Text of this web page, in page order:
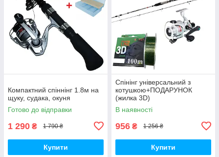
Компактний спіннінг 1.8м на
щуку, судака, окуня
Готово до відправки
1 290 ₴ 1 790 ₴
Купити
Спінінг універсальний з
котушкою+ПОДАРУНОК
(жилка 3D)
В наявності
956 ₴ 1 256 ₴
Купити